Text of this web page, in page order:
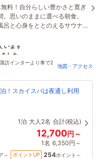
料！自分らしい豊かさと寛ぎ
思いのままに選べる朝食。
呂と心身をととのえるサウナ
癒しをお愉しみください。
います
した
訪インターより車で2
地図・アクセス
！スカイスパは夜通し利用
1泊 大人2名 合計(税込)
12,700円～
1名 6,350円～
～ ポイントUP 254ポイント～